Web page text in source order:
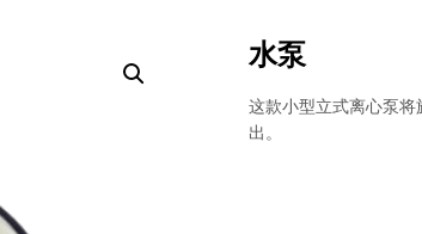
水泵
这款小型立式离心泵
出。